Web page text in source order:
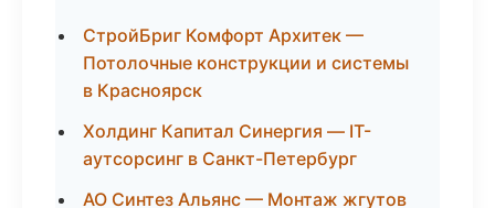
СтройБриг Комфорт Архитек —
Потолочные конструкции и системы
в Красноярск
Холдинг Капитал Синергия — IT-
аутсорсинг в Санкт-Петербург
АО Синтез Альянс — Монтаж жгутов